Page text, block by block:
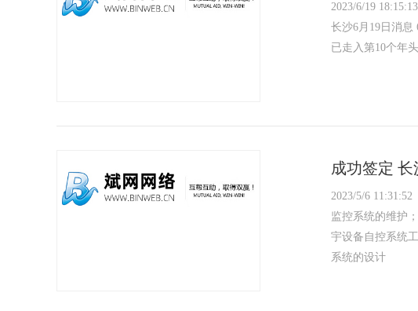
2023/6/19 18:15:13
长沙6月19日消息
已走入第10个年头
成功签定
2023/5/6 11:31:52
监控系统的维护
宇设备自控系统
系统的设计